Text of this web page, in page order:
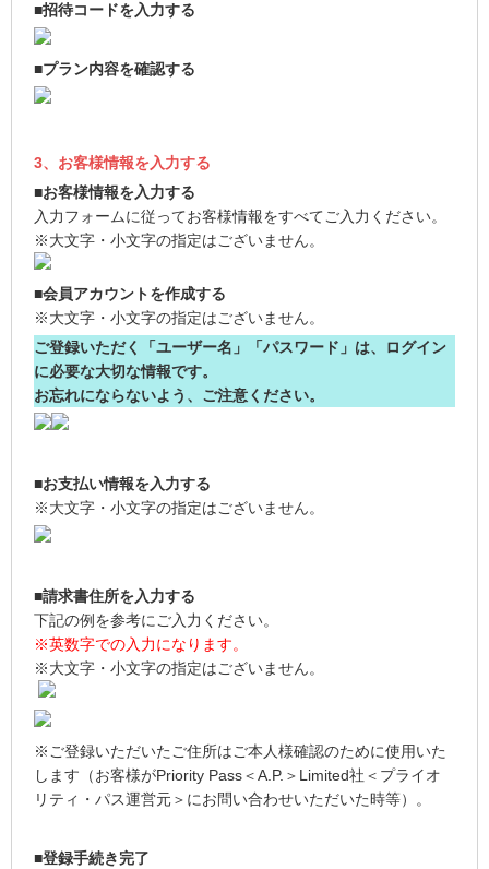
■招待コードを入力する
■プラン内容を確認する
3、お客様情報を入力する
■お客様情報を入力する
入力フォームに従ってお客様情報をすべてご入力ください。
※大文字・小文字の指定はございません。
■会員アカウントを作成する
※大文字・小文字の指定はございません。
ご登録いただく「ユーザー名」「パスワード」は、ログイン
に必要な大切な情報です。
お忘れにならないよう、ご注意ください。
■お支払い情報を入力する
※大文字・小文字の指定はございません。
■請求書住所を入力する
下記の例を参考にご入力ください。
※英数字での入力になります。
※大文字・小文字の指定はございません。
※ご登録いただいたご住所はご本人様確認のために使用いた
します（お客様がPriority Pass＜A.P.＞Limited社＜プライオ
リティ・パス運営元＞にお問い合わせいただいた時等）。
■登録手続き完了